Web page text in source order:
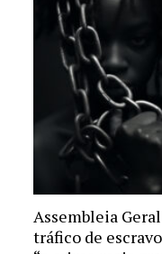
Assembleia
tráfico de